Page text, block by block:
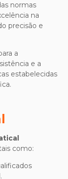
normas
na
precisão e
a
e a
estabelecidas
como: